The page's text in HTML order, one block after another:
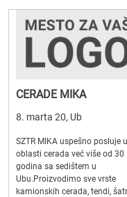
CERADE MIKA
8. marta 20, Ub
SZTR MIKA uspešno posluje u
oblasti cerada već više od 30
godina sa sedištem u
Ubu.Proizvodimo sve vrste
kamionskih cerada, tendi,